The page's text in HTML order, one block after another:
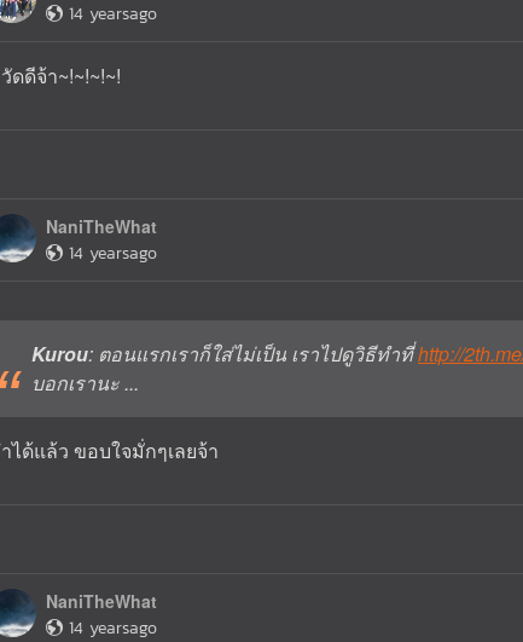
14 yearsago
ดดีจ้า~!~!~!~!
NaniTheWhat
14 yearsago
Kurou: ตอนแรกเราก็ใส่ไม่เป็น เราไปดูวิธีทำที่http://
บอกเรานะ ...
ได้แล้ว ขอบใจมั่กๆเลยจ้า
NaniTheWhat
14 yearsago